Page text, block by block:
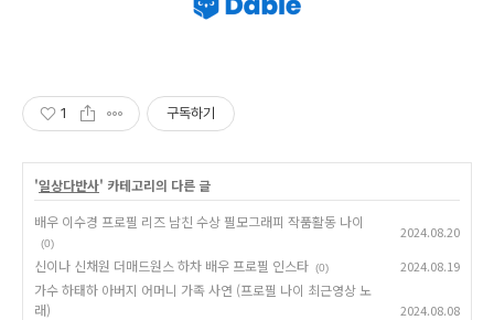
1 구독하기
'일상다반사' 카테고리의 다른 글
배우 이수경 프로필 리즈 남친 수상 필모그래피 작품활동 나이
(0)
2024.08.20
신이나 신채원 더매드원스 하차 배우 프로필 인스타 (0) 2024.08.19
가수 하태하 아버지 어머니 가족 사연 (프로필 나이 최근영상 노
래)
2024.08.08